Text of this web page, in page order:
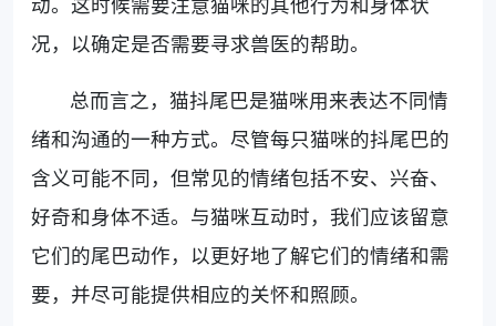
况，以确定是否需要寻求兽医的帮助。
总而言之，猫抖尾巴是猫咪用来表达不同情
绪和沟通的一种方式。尽管每只猫咪的抖尾巴的
含义可能不同，但常见的情绪包括不安、兴奋、
好奇和身体不适。与猫咪互动时，我们应该留意
它们的尾巴动作，以更好地了解它们的情绪和需
要，并尽可能提供相应的关怀和照顾。